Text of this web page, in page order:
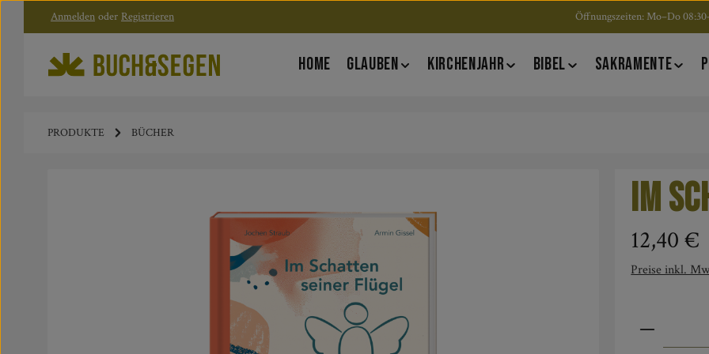
Zum Hauptinhalt springen
Zur Hauptnavigation springen
Anmelden oder Registrieren Öffnungszeiten: Mo–Do
HOME GLAUBEN KIRCHENJAHR BIBEL SAKRAMENTE
PRODUKTE BÜCHER
Im
Regulärer
12,40 €
Preise inkl.
Produkt